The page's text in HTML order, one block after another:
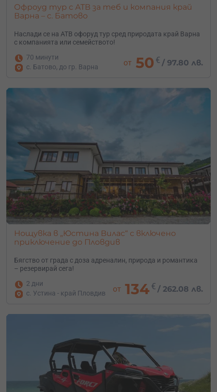
Офроуд тур с АТВ за теб и компания край
Варна – с. Батово
Наслади се на АТВ офоруд тур сред природата край Варна
с компанията или семейството!
70 минути
с. Батово, до гр. Варна
от 50 € / 97.80 лв.
Нощувка в „Юстина Вилас“ с включено
приключение до Пловдив
Бягство от града с доза адреналин, природа и романтика
– резервирай сега!
2 дни
с. Устина - край Пловдив
от 134€ /262.08 лв.